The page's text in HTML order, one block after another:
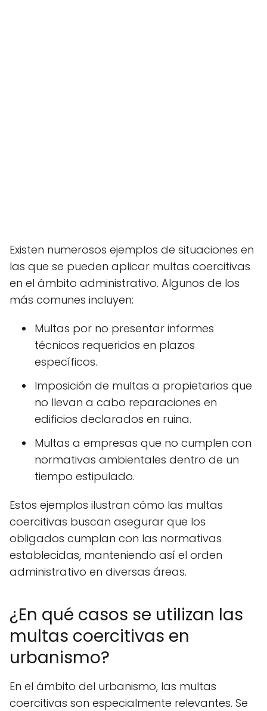
Existen numerosos ejemplos de situaciones en
las que se pueden aplicar multas coercitivas
en el ámbito administrativo. Algunos de los
más comunes incluyen:
Multas por no presentar informes
técnicos requeridos en plazos
específicos.
Imposición de multas a propietarios que
no llevan a cabo reparaciones en
edificios declarados en ruina.
Multas a empresas que no cumplen con
normativas ambientales dentro de un
tiempo estipulado.
Estos ejemplos ilustran cómo las multas
coercitivas buscan asegurar que los
obligados cumplan con las normativas
establecidas, manteniendo así el orden
administrativo en diversas áreas.
¿En qué casos se utilizan las
multas coercitivas en
urbanismo?
En el ámbito del urbanismo, las multas
coercitivas son especialmente relevantes. Se